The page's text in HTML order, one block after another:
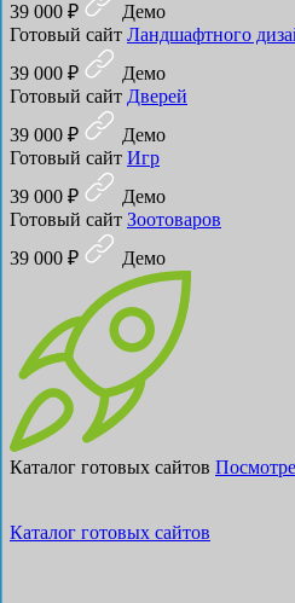
39 000 ₽
Демо
Готовый сайт Ландшафтного
39 000 ₽
Демо
Готовый сайт Дверей
39 000 ₽
Демо
Готовый сайт Игр
39 000 ₽
Демо
Готовый сайт Зоотоваров
39 000 ₽
Демо
Каталог готовых сайтов
Каталог готовых сайтов